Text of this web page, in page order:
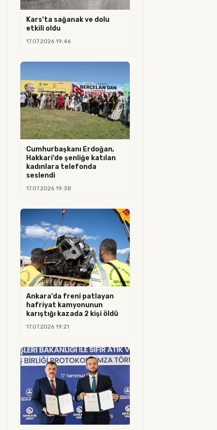
Kars’ta sağanak ve dolu
etkili oldu
17.07.2026 19:46
Cumhurbaşkanı Erdoğan,
Hakkari'de şenliğe katılan
kadınlara telefonda
seslendi
17.07.2026 19:38
Ankara'da freni patlayan
hafriyat kamyonunun
karıştığı kazada 2 kişi öldü
17.07.2026 19:21